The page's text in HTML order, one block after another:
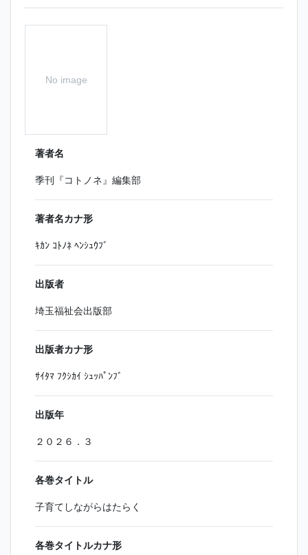
No image
著者名
季刊『コトノネ』編集部
著者名カナ形
ｷｶﾝ ｺﾄﾉﾈ ﾍﾝｼｭｳﾌﾞ
出版者
埼玉福祉会出版部
出版者カナ形
ｻｲﾀﾏ ﾌｸｼｶｲ ｼｭｯﾊﾟﾝﾌﾞ
出版年
２０２６．３
各巻タイトル
子育てしながらはたらく
各巻タイトルカナ形